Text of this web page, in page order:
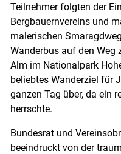
Teilnehmer folgten der
Bergbauernvereins und
malerischen
Wanderbus auf den Weg
Alm im Nationalpark
beliebtes Wanderziel für
ganzen Tag über, da ein
herrschte.
Bundesrat und
beeindruckt von der